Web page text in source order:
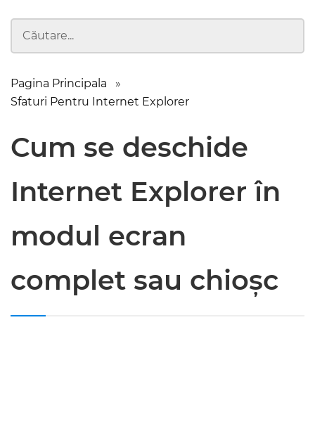
Pagina Principala
Sfaturi Pentru Internet Explorer
Cum se deschide
Internet Explorer în
modul ecran
complet sau chioșc